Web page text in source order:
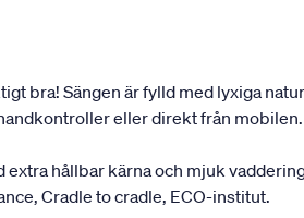
bra! Sängen är fylld med lyxiga
eller direkt från mobilen.
hållbar kärna och mjuk
Cradle to cradle, ECO-institut.